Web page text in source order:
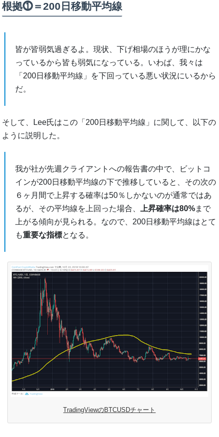
根拠⓵＝200日移動平均線
皆が皆弱気過ぎるよ。現状、下げ相場のほうが理にかな
っているから皆も弱気になっている。いわば、我々は
「200日移動平均線」を下回っている悪い状況にいるから
だ。
そして、Lee氏はこの「200日移動平均線」に関して、以下の
ように説明した。
我が社が先週クライアントへの報告書の中で、ビットコ
インが200日移動平均線の下で推移していると、その次の
６ヶ月間で上昇する確率は50％しかないのが通常ではあ
るが、その平均線を上回った場合、
上昇確率は80%まで
上がる傾向が見られる。なので、200日移動平均線はとて
も重要な指標となる。
TradingViewのBTCUSDチャート